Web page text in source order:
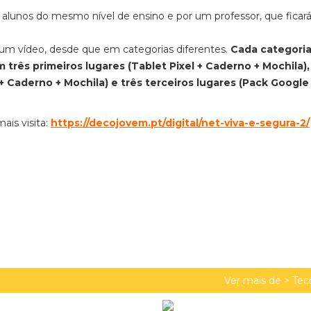
do mesmo nível de ensino e por um professor, que ficará
vídeo, desde que em categorias diferentes. Cada
primeiros lugares (Tablet Pixel + Caderno +
+ Mochila) e três terceiros lugares (Pack Google
visita: https://decojovem.pt/digital/net-viva-e-segura-2/
Ver mais de >